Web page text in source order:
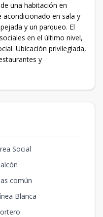
una habitación en
acondicionado en sala y
y un parqueo. El
en el último nivel,
Ubicación privilegiada,
y
Social
común
Blanca